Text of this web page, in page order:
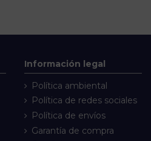
Información legal
Política ambiental
Política de redes sociales
Política de envíos
Garantía de compra